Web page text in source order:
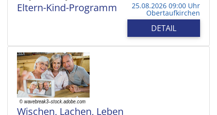
Eltern-Kind-Programm 25.08.2026 09:00 Uhr
Obertaufkirchen
DETAIL
Wischen, Lachen, Leben